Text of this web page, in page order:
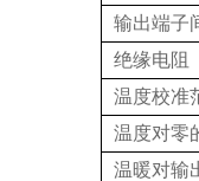
输出端子
绝缘电阻
温度校准
温度对零
温暖对输